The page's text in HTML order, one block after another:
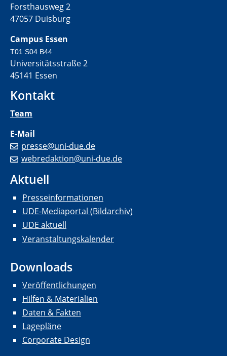
Forsthausweg 2
47057 Duisburg
Campus Essen
T01 S04 B44
Universitätsstraße 2
45141 Essen
Kontakt
Team
E-Mail
presse@uni-due.de
webredaktion@uni-due.de
Aktuell
Presseinformationen
UDE-Mediaportal (Bildarchiv)
UDE aktuell
Veranstaltungskalender
Downloads
Veröffentlichungen
Hilfen & Materialien
Daten & Fakten
Lagepläne
Corporate Design